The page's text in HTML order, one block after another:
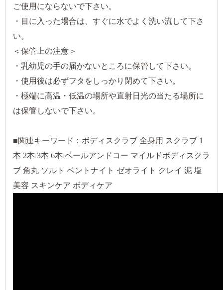
ご使用にならないで下さい。
・目に入った場合は、すぐに水でよく洗い流して下さ
い。
＜保管上の注意＞
・乳幼児の手の届かないところに保管して下さい。
・使用後は必ずフタをしっかり閉めて下さい。
・極端に高温・低温の場所や直射日光の当たる場所に
は保管しないで下さい。
■関連キーワード：ボディスクラブ 全身用 スクラブ 1
本 2本 3本 6本 ベールアンドコー マイルドボディスクラ
ブ 角丸 ソルト ベントナイト ゼオライト クレイ 泥 塩
美容 スキンケア ボディケア